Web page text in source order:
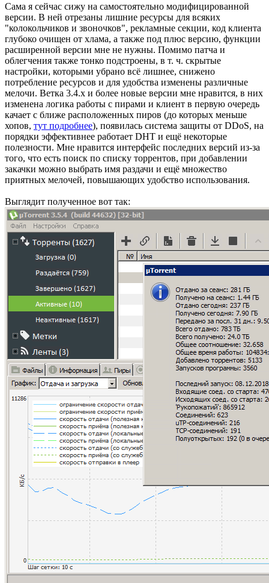
Сама я сейчас сижу на самостоятельно модифицированной
версии. В ней отрезаны лишние ресурсы для всяких
"колокольчиков и звоночков", рекламные секции, код клиента
глубоко очищен от хлама, а также под плюс версию, функции
расширенной версии мне не нужны. Помимо патча и
облегчения также тонко подстроены, в т. ч. скрытые
настройки, которыми убрано всё лишнее, снижено
потребление ресурсов и для удобства изменены различные
мелочи. Ветка 3.4.x и более новые версии мне нравится, в них
изменена логика работы с пирами и клиент в первую очередь
качает с ближе расположенных пиров (до которых меньше
хопов, тут подробнее), появилась система защиты от DDoS, на
порядки эффективнее работает DHT и ещё некоторые
полезности. Мне нравится интерфейс последних версий из-за
того, что есть поиск по списку торрентов, при добавлении
закачки можно выбрать имя раздачи и ещё множество
приятных мелочей, повышающих удобство использования.
Выглядит полученное вот так: